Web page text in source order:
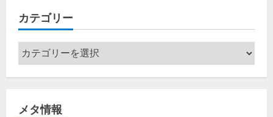
ブ
カテゴリー
カ
テ
ゴ
ー
メタ情報